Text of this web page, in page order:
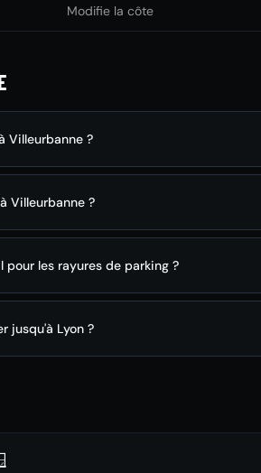
Modifie la côte
Villeurbanne ?
Villeurbanne ?
les rayures de parking ?
jusqu'à Lyon ?